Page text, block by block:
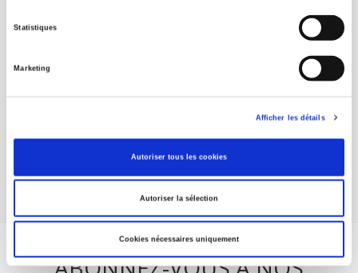
Statistiques
Marketing
Afficher les détails
Autoriser tous les cookies
Autoriser la sélection
Cookies nécessaires uniquement
Les Presses de Sciences Po vous invitent à
Innovation Inc., le lundi 24 septembre au